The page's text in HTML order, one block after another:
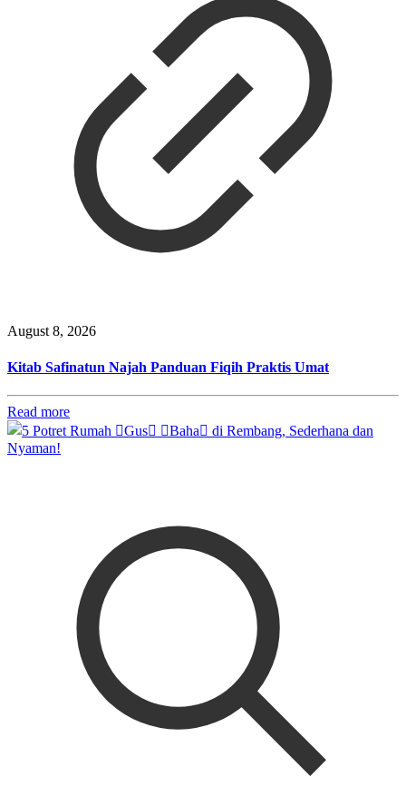
August 8, 2026
Kitab Safinatun Najah Panduan Fiqih Praktis Umat
Read more